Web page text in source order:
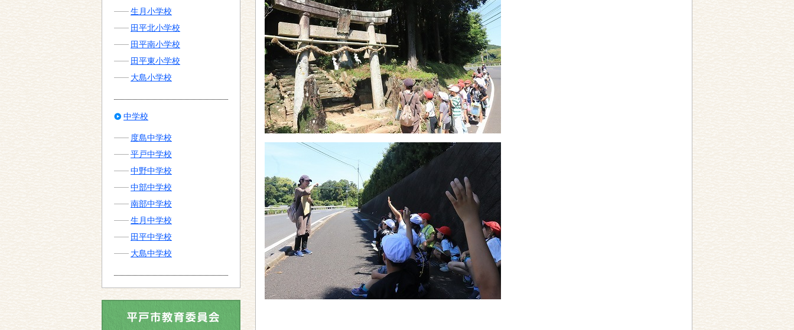
生月小学校
田平北小学校
田平南小学校
田平東小学校
大島小学校
中学校
度島中学校
平戸中学校
中野中学校
中部中学校
南部中学校
生月中学校
田平中学校
大島中学校